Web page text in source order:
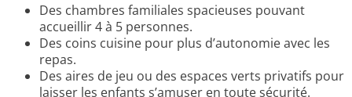
Des chambres familiales spacieuses pouvant
accueillir 4 à 5 personnes.
Des coins cuisine pour plus d’autonomie avec les
repas.
Des aires de jeu ou des espaces verts privatifs pour
laisser les enfants s’amuser en toute sécurité.